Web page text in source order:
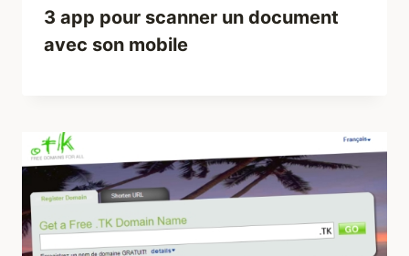
3 app pour scanner un document
avec son mobile